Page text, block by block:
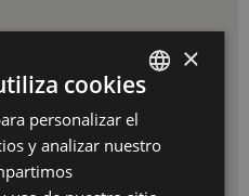
ambientes decorativos
SPANISH
ES
PT
×
cookies
personalizar el
y analizar nuestro